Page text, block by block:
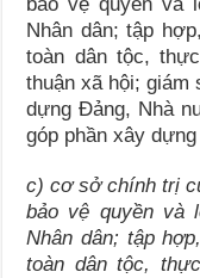
Nhân dân; tập
toàn dân tộc,
thuận xã hội; giám
dựng Đảng, Nhà
góp phần xây
c) cơ sở chính trị
bảo vệ quyền và
Nhân dân; tập
toàn dân tộc,